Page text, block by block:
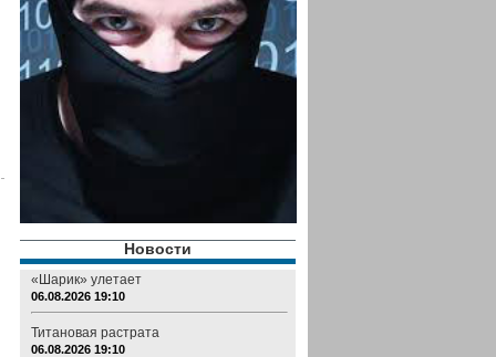
Новости
«Шарик» улетает
06.08.2026 19:10
Титановая растрата
06.08.2026 19:10